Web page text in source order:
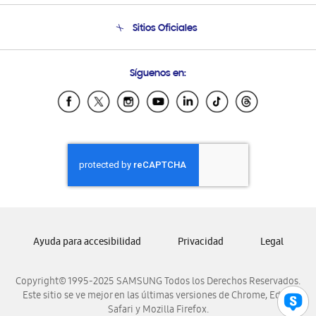
Condiciones de Compra
Soporte vía eMail
Sitios Oficiales
Samsung Ecuador
Samsung El Salvador
Samsung Honduras
Samsung Nicaragua
Samsung Panamá
Samsung Venezuela
Síguenos en:
Copyright© 1995-2025 SAMSUNG Todos los Derechos Reservados.
Este sitio se ve mejor en las últimas versiones de Chrome, Edge,
Safari y Mozilla Firefox.
Ayuda para accesibilidad Privacidad Legal